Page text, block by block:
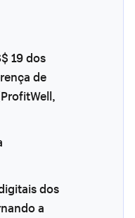
19 dos
de
dos
a